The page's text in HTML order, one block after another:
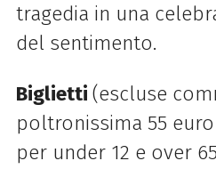
tragedia in una
del sentimento.
Biglietti (escluse
poltronissima 55
per under 12 e over